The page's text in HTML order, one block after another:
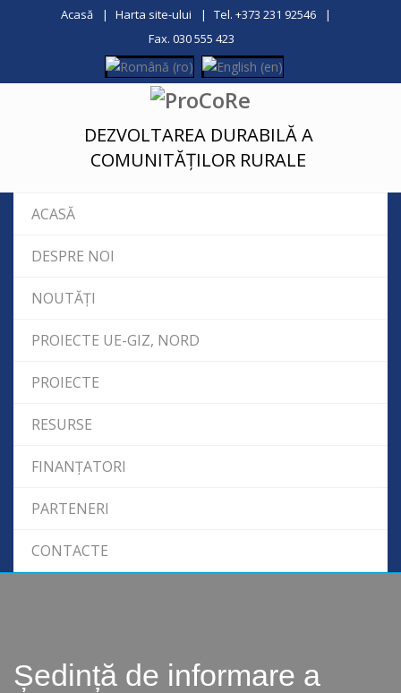
Acasă Harta site-ului
Tel. +373 231 92546
Fax. 030 555 423
DEZVOLTAREA DURABILĂ A
COMUNITĂȚILOR RURALE
ACASĂ
DESPRE NOI
NOUTĂȚI
PROIECTE UE-GIZ, NORD
PROIECTE
RESURSE
FINANȚATORI
PARTENERI
CONTACTE
Ședință de informare a